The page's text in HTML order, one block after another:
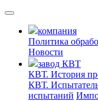
компания
Политика
Новости
завод КВТ
КВТ. История
КВТ.
испытаний